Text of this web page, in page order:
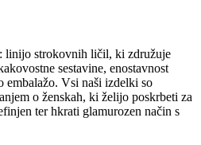
linijo strokovnih ličil, ki združuje
sestavine, enostavnost
embalažo. Vsi naši izdelki so
o ženskah, ki želijo poskrbeti za
ter hkrati glamurozen način s